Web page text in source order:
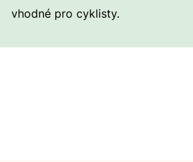
vhodné pro cyklisty.